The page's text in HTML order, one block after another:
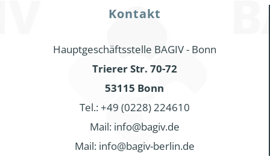
Kontakt
Hauptgeschäftsstelle BAGIV - Bonn
Trierer Str. 70-72
53115 Bonn
Tel.: +49 (0228) 224610
Mail: info@bagiv.de
Mail: info@bagiv-berlin.de